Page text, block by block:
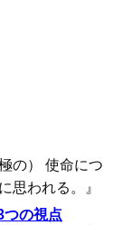
の） 使命につ
思われる。』
つの視点